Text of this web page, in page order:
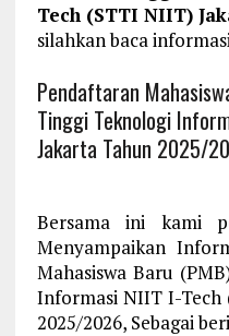
Tech (STTI NIIT)
silahkan baca
Pendaftaran
Tinggi Teknologi
Jakarta Tahun 2025/
Bersama ini kami
Menyampaikan
Mahasiswa Baru
Informasi NIIT I-Tech
2025/2026, Sebagai